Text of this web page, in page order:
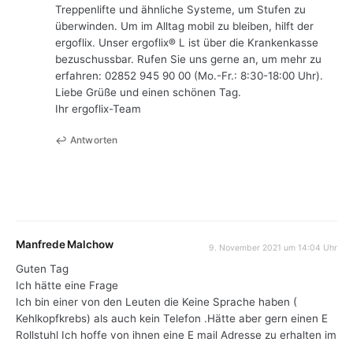
Treppenlifte und ähnliche Systeme, um Stufen zu
überwinden. Um im Alltag mobil zu bleiben, hilft der
ergoflix. Unser ergoflix® L ist über die Krankenkasse
bezuschussbar. Rufen Sie uns gerne an, um mehr zu
erfahren: 02852 945 90 00 (Mo.-Fr.: 8:30-18:00 Uhr).
Liebe Grüße und einen schönen Tag.
Ihr ergoflix-Team
Antworten
Manfrede Malchow 9. November 2021 um 14:04 Uhr
Guten Tag
Ich hätte eine Frage
Ich bin einer von den Leuten die Keine Sprache haben (
Kehlkopfkrebs) als auch kein Telefon .Hätte aber gern einen E
Rollstuhl Ich hoffe von ihnen eine E mail Adresse zu erhalten im